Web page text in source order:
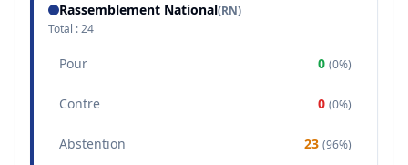
Rassemblement National(RN)
Total :24
Pour 0 (0%)
Contre 0 (0%)
Abstention 23 (96%)